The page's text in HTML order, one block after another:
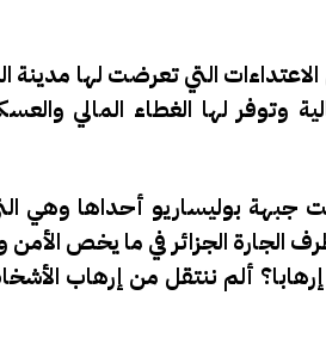
التي تعرضت لها مدينة
وتوفر لها الغطاء المالي
جبهة بوليساريو أحداها وهي
الجزائر في ما يخص الأمن
إرهابا؟ ألم ننتقل من إرهاب